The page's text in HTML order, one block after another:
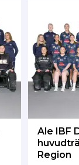
Ale IBF
Region